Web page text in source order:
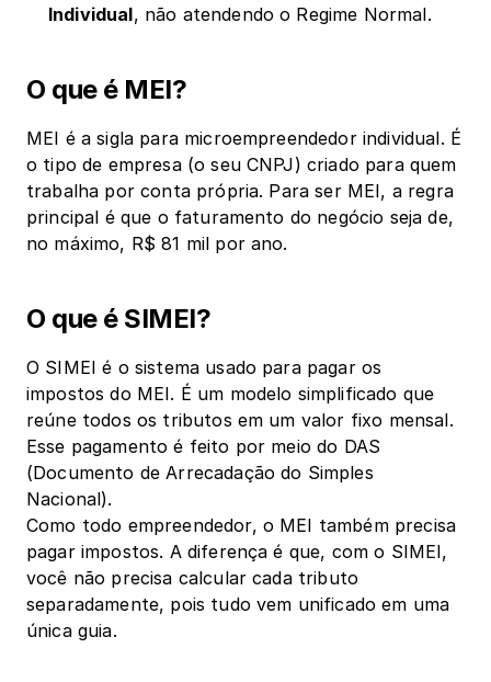
Individual, não atendendo o Regime Normal.
O que é MEI?
MEI é a sigla para microempreendedor individual. É
o tipo de empresa (o seu CNPJ) criado para quem
trabalha por conta própria. Para ser MEI, a regra
principal é que o faturamento do negócio seja de,
no máximo, R$ 81 mil por ano.
O que é SIMEI?
O SIMEI é o sistema usado para pagar os
impostos do MEI. É um modelo simplificado que
reúne todos os tributos em um valor fixo mensal.
Esse pagamento é feito por meio do DAS
(Documento de Arrecadação do Simples
Nacional).
Como todo empreendedor, o MEI também precisa
pagar impostos. A diferença é que, com o SIMEI,
você não precisa calcular cada tributo
separadamente, pois tudo vem unificado em uma
única guia.